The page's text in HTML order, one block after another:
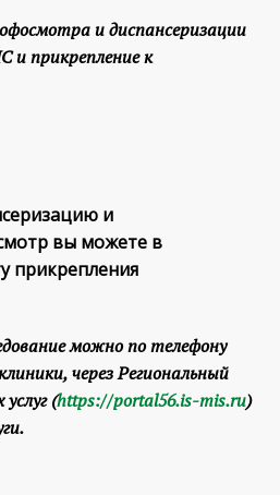
и диспансеризации
и прикрепление к
и
вы можете в
прикрепления
можно по телефону
через Региональный
(https://portal56.is-mis.ru)